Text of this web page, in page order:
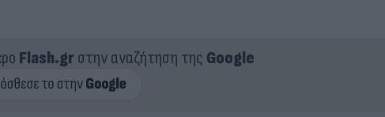
Flash.grστην αναζήτηση της Google